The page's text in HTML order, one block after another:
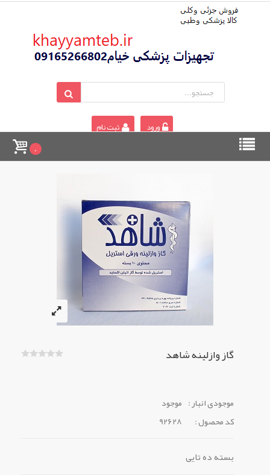
ورود ثبت نام
0
گاز وازلینه شاهد
موجودی انبار : موجود
کد محصول :
92628
بسته ده تایی